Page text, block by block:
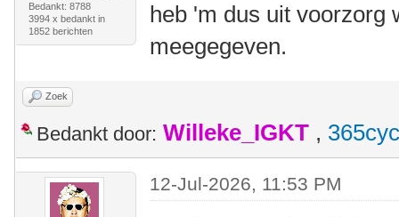
Bedankt: 8788
3994 x bedankt in
1852 berichten
heb 'm dus uit voorzorg
meegegeven.
Zoek
Bedankt door: Willeke_IGKT ,
12-Jul-2026, 11:53 PM